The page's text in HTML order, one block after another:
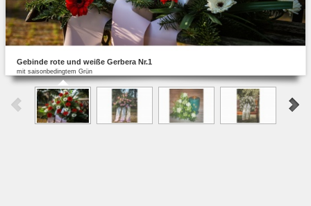
Gebinde rote und weiße Gerbera Nr.1
mit saisonbedingtem Grün